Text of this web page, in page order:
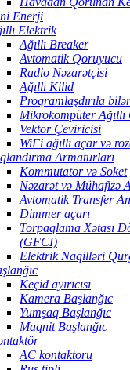
Enerji
Elektrik
Ağıllı Breaker
Avtomatik Qoruyucu
Radio Nəzarətçisi
Ağıllı Kilid
Proqramlaşdırıla
Mikrokompüter
Vektor Çeviricisi
WiFi ağıllı açar və
Armaturları
Kommutator və Soket
Nəzarət və Mühafizə
Avtomatik Transfer
Dimmer açarı
Torpaqlama Xətası
(GFCI)
Elektrik Naqilləri
Keçid ayırıcısı
Kamera Başlanğıc
Yumşaq Başlanğıc
Maqnit Başlanğıc
AC kontaktoru